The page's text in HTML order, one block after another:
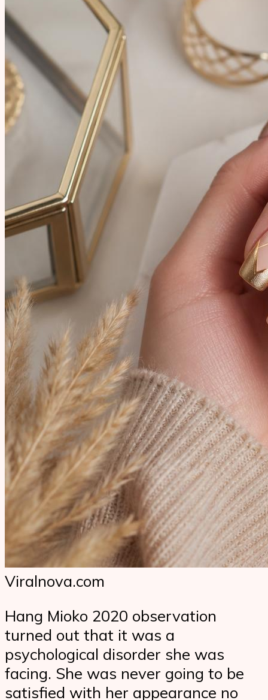
Viralnova.com
Hang Mioko 2020 observation
turned out that it was a
psychological disorder she was
facing. She was never going to be
satisfied with her appearance no